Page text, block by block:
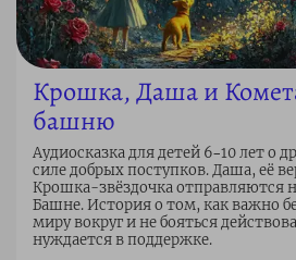
Крошка, Даша и
башню
Аудиосказка для детей 6–10 лет о
силе добрых поступков. Даша, её
Крошка-звёздочка отправляются
Башне. История о том, как важно
миру вокруг и не бояться
нуждается в поддержке.